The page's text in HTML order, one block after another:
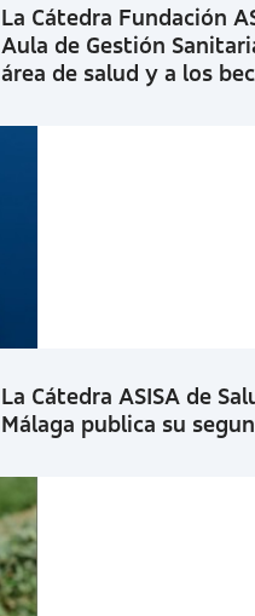
La Cátedra Fundación
Aula de Gestión
área de salud y a los
La Cátedra ASISA de
Málaga publica su